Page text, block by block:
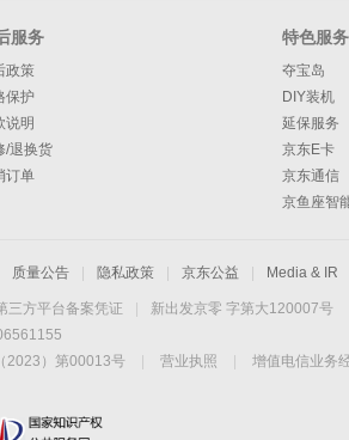
服务
政策
保护
说明
/退换货
订单
特色服务
夺宝岛
DIY装机
延保服务
京东E卡
京东通信
京鱼座智
质量公告 隐私政策 京东公益 Media & IR
三方平台备案凭证
新出发京零 字第大120007号
2023）第00013号 营业执照
增值电信业务